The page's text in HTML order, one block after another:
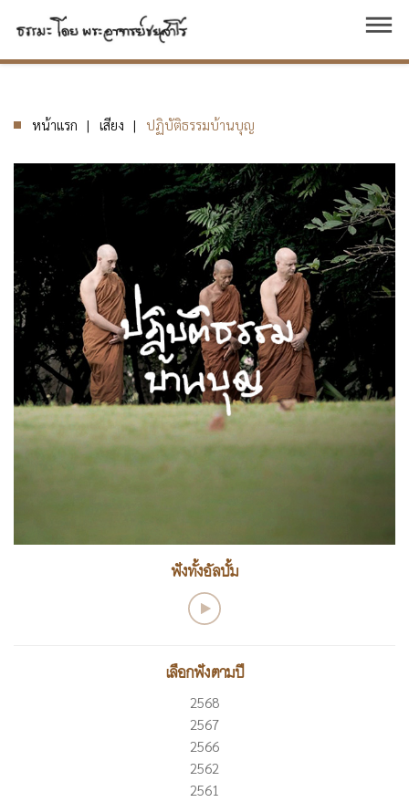
dehaze
หน้าแรก เสียง ปฏิบัติธรรมบ้านบุญ
ฟังทั้งอัลบั้ม
เลือกฟังตามปี
2568
2567
2566
2562
2561